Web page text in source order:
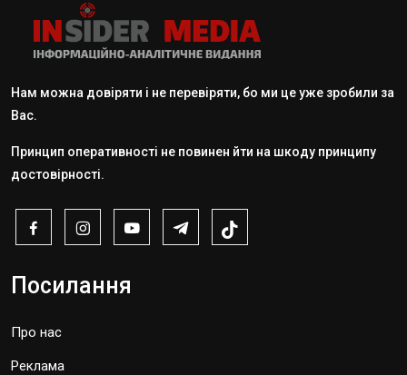
Нам можна довіряти і не перевіряти, бо ми це уже зробили за
Вас.
Принцип оперативності не повинен йти на шкоду принципу
достовірності.
Посилання
Про нас
Реклама